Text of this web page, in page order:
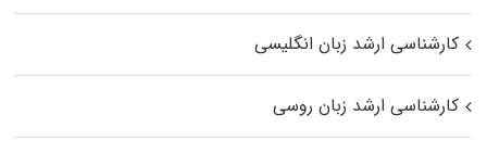
کارشناسی ارشد زبان انگلیسی
کارشناسی ارشد زبان روسی